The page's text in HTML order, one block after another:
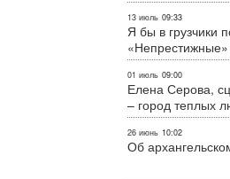
13 июль 09:33
Я бы в грузчики
01 июль 09:00
Елена Серова,
– город теплых
26 июнь 10:02
Об